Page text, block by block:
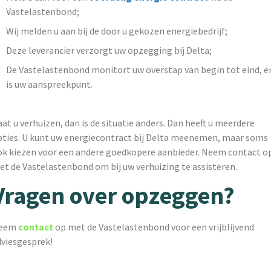
Vastelastenbond;
Wij melden u aan bij de door u gekozen energiebedrijf;
Deze leverancier verzorgt uw opzegging bij Delta;
De Vastelastenbond monitort uw overstap van begin tot eind,
is uw aanspreekpunt.
u verhuizen, dan is de situatie anders. Dan heeft u meerdere
U kunt uw energiecontract bij Delta meenemen, maar soms
kiezen voor een andere goedkopere aanbieder. Neem contact
de Vastelastenbond om bij uw verhuizing te assisteren.
over opzeggen?
contact op met de Vastelastenbond voor een vrijblijvend